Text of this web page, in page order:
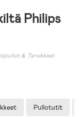
Philips
& Tarvikkeet
Pullotutit